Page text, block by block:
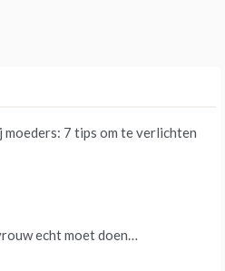
7 tips om te verlichten
echt moet doen…